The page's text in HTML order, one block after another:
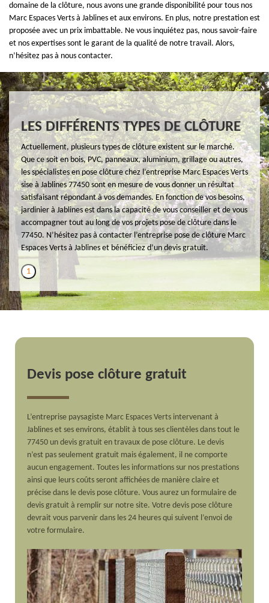
domaine de la clôture, nous avons une grande disponibilité pour tous nos
Marc Espaces Verts à Jablines et aux environs. En plus, notre prestation est
proposée avec un prix imbattable. Ne vous inquiétez pas, nous savoir-faire
et nos expertises sont le garant de la qualité de notre travail. Alors,
n’hésitez pas à nous contacter.
LES DIFFÉRENTS TYPES DE CLÔTURE
Actuellement, plusieurs types de clôture existent sur le marché.
Que ce soit en bois, PVC, panneaux, aluminium, grillage ou autres,
les spécialistes en pose clôture chez l’entreprise Marc Espaces Verts
sise à Jablines 77450 sont en mesure de vous donner un résultat
satisfaisant répondant à vos demandes. En fonction de vos besoins,
jardinier à Jablines est dans la capacité de vous conseiller et de vous
accompagner tout au long de vos projets pose de clôture dans le
77450. N’hésitez pas à contacter l’entreprise pose de clôture Marc
Espaces Verts à Jablines et bénéficiez d’un devis gratuit.
1
Devis pose clôture gratuit
L’entreprise paysagiste Marc Espaces Verts intervenant à
Jablines et ses environs, établit à tous ses clientèles dans tout le
77450 un devis gratuit en travaux de pose clôture. Le devis
n’est pas seulement gratuit mais également, il ne comporte
aucun engagement. Toutes les informations sur nos prestations
ainsi que leurs coûts seront affichées de manière claire et
précise dans le devis pose clôture. Vous aurez un formulaire de
devis gratuit à remplir sur notre site. Votre devis pose clôture
devrait vous parvenir dans les 24 heures qui suivent l’envoi de
votre formulaire.